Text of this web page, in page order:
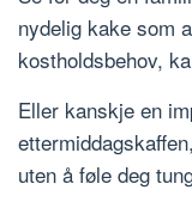
nydelig kake som
kostholdsbehov,
Eller kanskje en
uten å føle deg